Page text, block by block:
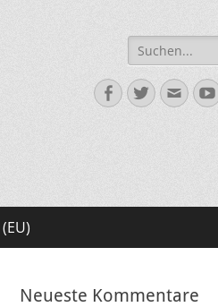
Suche
nach:
Facebook
Twitter
E-
Mail
Neueste Kommentare